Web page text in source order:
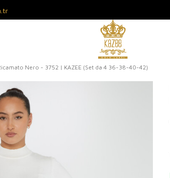
Nero - 3752 | KAZEE (Set da 4 36-38-40-42)